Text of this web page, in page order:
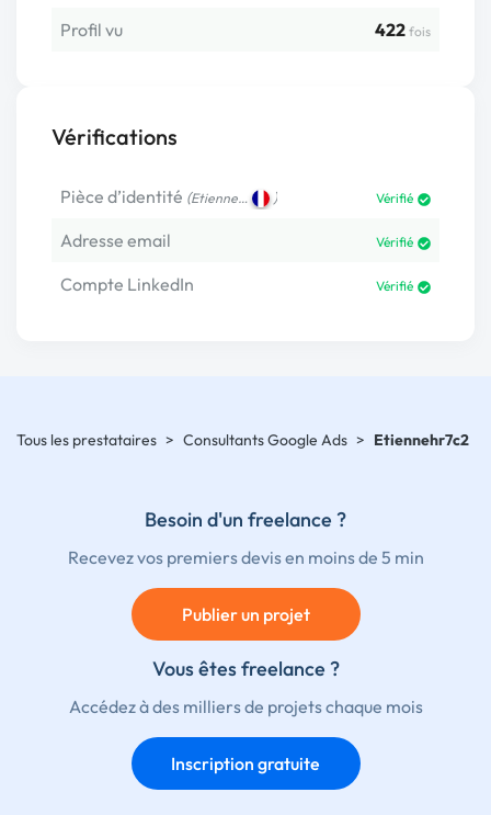
Profil vu
422 fois
Vérifications
Pièce d’identité (Etienne… ) Vérifié
Adresse email Vérifié
Compte LinkedIn Vérifié
Tous les prestataires > Consultants Google Ads > Etiennehr7c2
Besoin d'un freelance ?
Recevez vos premiers devis en moins de 5 min
Publier un projet
Vous êtes freelance ?
Accédez à des milliers de projets chaque mois
Inscription gratuite